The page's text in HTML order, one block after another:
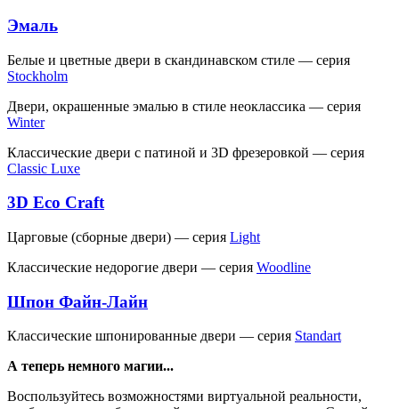
Эмаль
Белые и цветные двери в скандинавском стиле — серия
Stockholm
Двери, окрашенные эмалью в стиле неоклассика — серия
Winter
Классические двери c патиной и 3D фрезеровкой — серия
Classic Luxe
3D Eco Craft
Царговые (сборные двери) — серия Light
Классические недорогие двери — серия Woodline
Шпон Файн-Лайн
Классические шпонированные двери — серия Standart
А теперь немного магии...
Воспользуйтесь возможностями виртуальной реальности,